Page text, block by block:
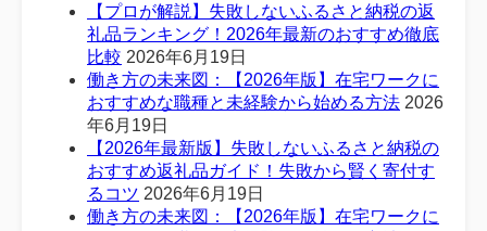
【プロが解説】失敗しないふるさと納税の返
礼品ランキング！2026年最新のおすすめ徹底
比較 2026年6月19日
働き方の未来図：【2026年版】在宅ワークに
おすすめな職種と未経験から始める方法 2026
年6月19日
【2026年最新版】失敗しないふるさと納税の
おすすめ返礼品ガイド！失敗から賢く寄付す
るコツ 2026年6月19日
働き方の未来図：【2026年版】在宅ワークに